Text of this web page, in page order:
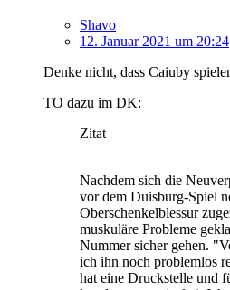
Shavo
12. Januar 2021 um 20:24
Denke nicht, dass Caiuby
TO dazu im DK:
Zitat
Nachdem sich die
vor dem Duisburg-Spiel
Oberschenkelblessur
muskuläre Probleme
Nummer sicher gehen.
ich ihn noch problemlos
hat eine Druckstelle und